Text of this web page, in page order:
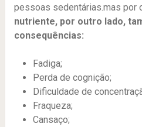
pessoas sedentárias.mas por
nutriente, por outro lado,
consequências:
Fadiga;
Perda de cognição;
Dificuldade de
Fraqueza;
Cansaço;